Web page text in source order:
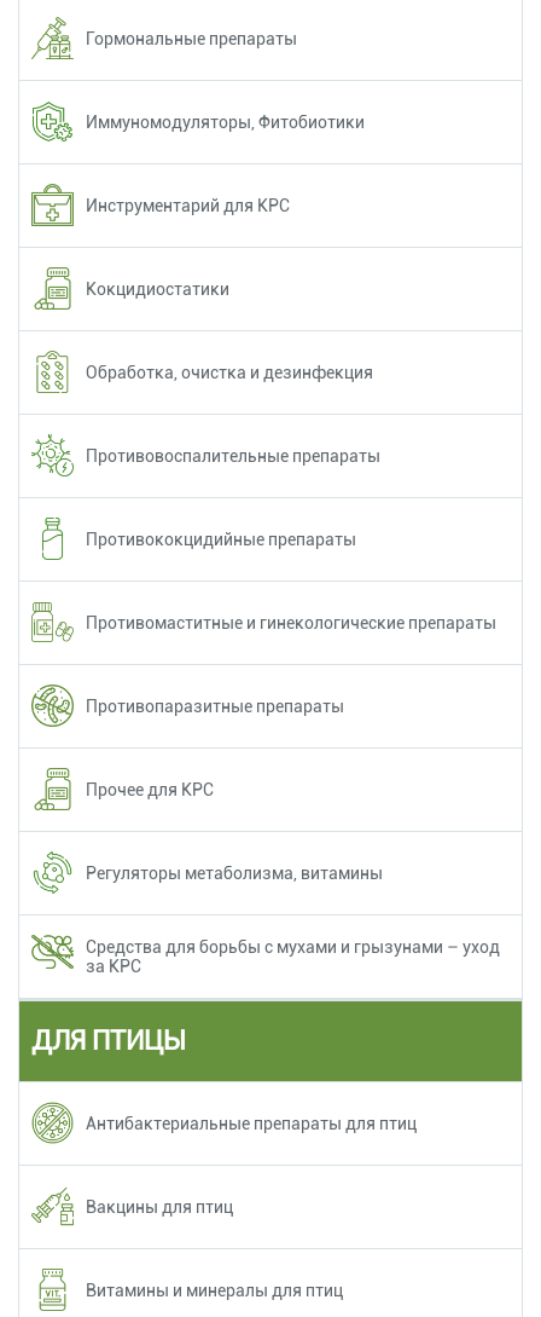
Гормональные препараты
Иммуномодуляторы, Фитобиотики
Инструментарий для КРС
Кокцидиостатики
Обработка, очистка и дезинфекция
Противовоспалительные препараты
Противококцидийные препараты
Противомаститные и гинекологические препараты
Противопаразитные препараты
Прочее для КРС
Регуляторы метаболизма, витамины
Средства для борьбы с мухами и грызунами – уход
за КРС
ДЛЯ ПТИЦЫ
Антибактериальные препараты для птиц
Вакцины для птиц
Витамины и минералы для птиц